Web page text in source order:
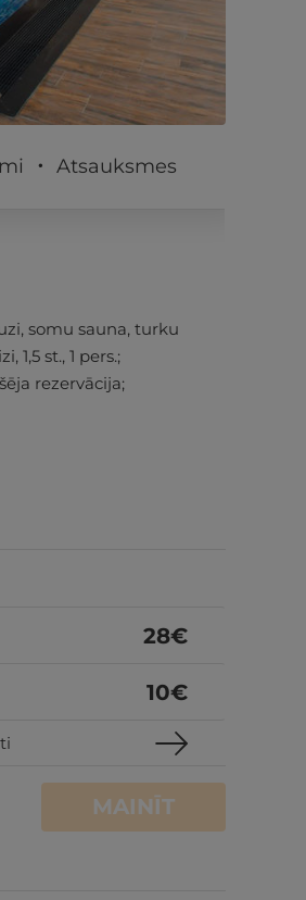
Atsauksmes
somu sauna, turku
1,5 st., 1 pers.;
rezervācija;
28€
10€
MAINĪT